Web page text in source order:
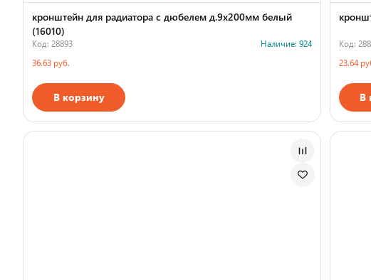
кронштейн для радиатора с дюбелем д.9х200мм белый
(16010)
Код: 28893
Наличие: 924
36.63 руб.
В корзину
Код:
23.64
В